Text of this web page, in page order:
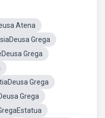
Atena
Grega
Grega
Grega
Grega